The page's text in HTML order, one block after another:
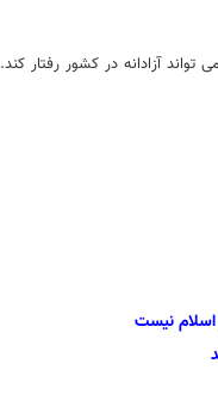
آزادانه در کشور رفتار کند.
نیست